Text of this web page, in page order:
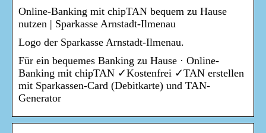
Online-Banking mit chipTAN bequem zu Hause
nutzen | Sparkasse Arnstadt-Ilmenau
Logo der Sparkasse Arnstadt-Ilmenau.
Für ein bequemes Banking zu Hause · Online-
Banking mit chipTAN ✓Kostenfrei ✓TAN erstellen
mit Sparkassen-Card (Debitkarte) und TAN-
Generator